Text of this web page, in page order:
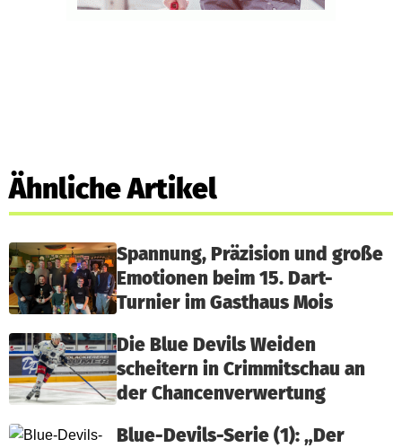
Ähnliche Artikel
Spannung, Präzision und große
Emotionen beim 15. Dart-
Turnier im Gasthaus Mois
Die Blue Devils Weiden
scheitern in Crimmitschau an
der Chancenverwertung
Blue-Devils-Serie (1): „Der